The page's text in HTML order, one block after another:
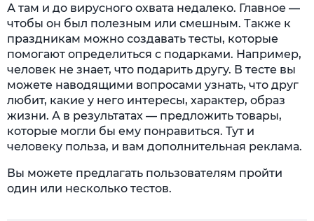
А там и до вирусного охвата недалеко. Главное —
чтобы он был полезным или смешным. Также к
праздникам можно создавать тесты, которые
помогают определиться с подарками. Например,
человек не знает, что подарить другу. В тесте вы
можете наводящими вопросами узнать, что друг
любит, какие у него интересы, характер, образ
жизни. А в результатах — предложить товары,
которые могли бы ему понравиться. Тут и
человеку польза, и вам дополнительная реклама.
Вы можете предлагать пользователям пройти
один или несколько тестов.